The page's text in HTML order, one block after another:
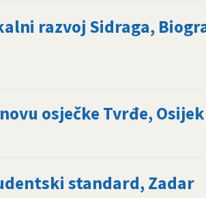
razvoj Sidraga,
osječke Tvrđe, Osijek
standard, Zadar